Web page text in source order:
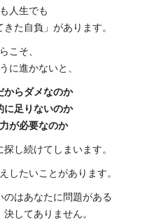
人生でも
きた自負」があります。
こそ、
に進かないと、
からダメなのか
に足りないのか
が必要なのか
し続けてしまいます。
したいことがあります。
はあなたに問題がある
してありません。